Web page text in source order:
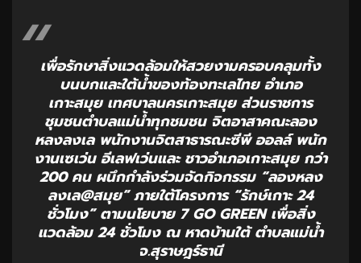
เพื่อรักษาสิ่งแวดล้อมให้สวยงามครอบคลุมทั้ง
บนบกและใต้น้ำของท้องทะเลไทย อำเภอ
เกาะสมุย เทศบาลนครเกาะสมุย ส่วนราชการ
ชุมชนตำบลแม่น้ำทุกชมชน จิตอาสาคณะลอง
หลงลงเล พนักงานจิตสาธารณะซีพี ออลล์ พนัก
งานเซเว่น อีเลฟเว่นและ ชาวอำเภอเกาะสมุย กว่า
200 คน ผนึกกำลังร่วมจัดกิจกรรม “ลองหลง
ลงเล@สมุย” ภายใต้โครงการ “รักษ์เกาะ 24
ชั่วโมง” ตามนโยบาย 7 GO GREEN เพื่อสิ่ง
แวดล้อม 24 ชั่วโมง ณ หาดบ้านใต้ ตำบลแม่น้ำ
จ.สุราษฎร์ธานี